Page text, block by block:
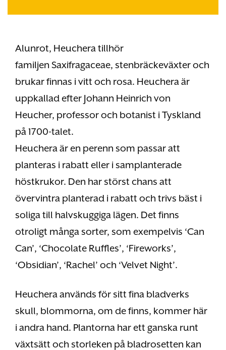
Alunrot, Heuchera tillhör
familjen Saxifragaceae, stenbräckeväxter och
brukar finnas i vitt och rosa. Heuchera är
uppkallad efter Johann Heinrich von
Heucher, professor och botanist i Tyskland
på 1700-talet.
Heuchera är en perenn som passar att
planteras i rabatt eller i samplanterade
höstkrukor. Den har störst chans att
övervintra planterad i rabatt och trivs bäst i
soliga till halvskuggiga lägen. Det finns
otroligt många sorter, som exempelvis ‘Can
Can’, ‘Chocolate Ruffles’, ‘Fireworks’,
‘Obsidian’, ‘Rachel’ och ‘Velvet Night’.
Heuchera används för sitt fina bladverks
skull, blommorna, om de finns, kommer här
i andra hand. Plantorna har ett ganska runt
växtsätt och storleken på bladrosetten kan